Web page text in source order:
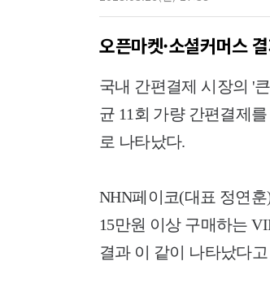
오픈마켓·소셜커머스
국내 간편결제 시장의 '
균 11회 가량 간편결제
로 나타났다.
NHN페이코(대표 정연
15만원 이상 구매하는
결과 이 같이 나타났다